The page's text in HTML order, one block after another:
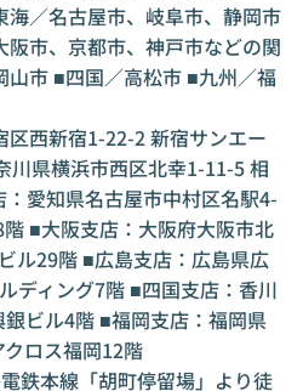
海／名古屋市、岐阜市、静岡市
市、京都市、神戸市などの関
市 ■四国／高松市 ■九州／福
西新宿1-22-2 新宿サンエー
川県横浜市西区北幸1-11-5 相
愛知県名古屋市中村区名駅4-
■大阪支店：大阪府大阪市北
ル29階 ■広島支店：広島県広
ディング7階 ■四国支店：香川
ビル4階 ■福岡支店：福岡県
ロス福岡12階
鉄本線「胡町停留場」より徒